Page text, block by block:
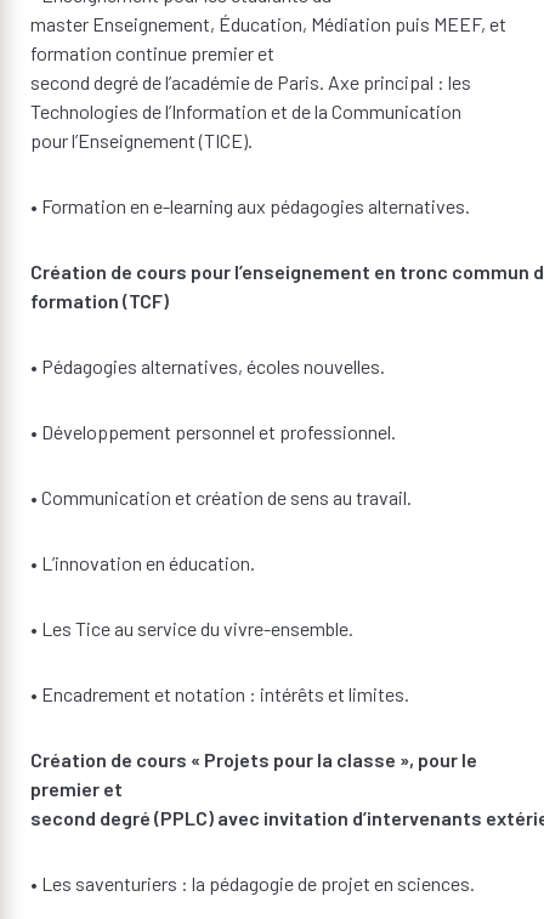
master Enseignement, Éducation, Médiation puis MEEF, et
formation continue premier et
second degré de l’académie de Paris. Axe principal : les
Technologies de l’Information et de la Communication
pour l’Enseignement (TICE).
• Formation en e-learning aux pédagogies alternatives.
Création de cours pour l’enseignement en tronc commun
formation (TCF)
• Pédagogies alternatives, écoles nouvelles.
• Développement personnel et professionnel.
• Communication et création de sens au travail.
• L’innovation en éducation.
• Les Tice au service du vivre-ensemble.
• Encadrement et notation : intérêts et limites.
Création de cours « Projets pour la classe », pour le
premier et
second degré (PPLC) avec invitation d’intervenants
• Les saventuriers : la pédagogie de projet en sciences.